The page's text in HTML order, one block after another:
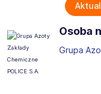
Osoba
Grupa